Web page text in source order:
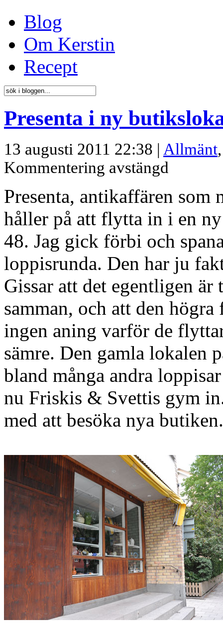
Blog
Om Kerstin
Recept
Presenta i ny
13 augusti 2011 22:38 | Allmänt
Kommentering avstängd
Presenta, antikaffären som
håller på att flytta in i en
48. Jag gick förbi och
loppisrunda. Den har ju
Gissar att det egentligen
samman, och att den
ingen aning varför de
sämre. Den gamla lokalen
bland många andra
nu Friskis & Svettis gym
med att besöka nya butiken.